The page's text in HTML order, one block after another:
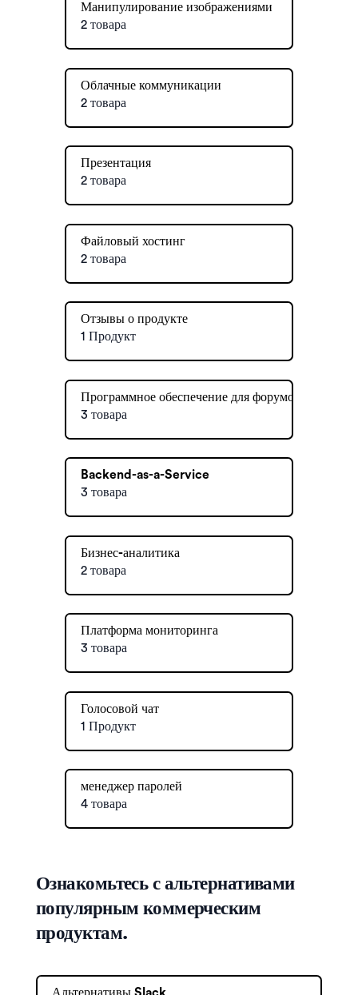
Манипулирование изображениями
2 товара
Облачные коммуникации
2 товара
Презентация
2 товара
Файловый хостинг
2 товара
Отзывы о продукте
1 Продукт
Программное обеспечение для форумов
3 товара
Backend-as-a-Service
3 товара
Бизнес-аналитика
2 товара
Платформа мониторинга
3 товара
Голосовой чат
1 Продукт
менеджер паролей
4 товара
Ознакомьтесь с альтернативами
популярным коммерческим
продуктам.